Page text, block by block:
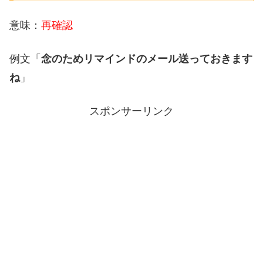
意味： 再確認
例文「 念のためリマインドのメール送っておきます
ね」
スポンサーリンク